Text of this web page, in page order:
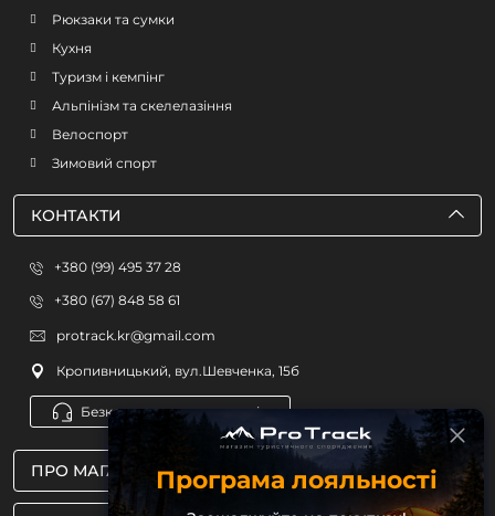
ПРО МАГАЗИН
Рюкзаки та сумки
Кухня
Туризм і кемпінг
Альпінізм та скелелазіння
Велоспорт
Зимовий спорт
КОНТАКТИ
+380 (99) 495 37 28
+380 (67) 848 58 61
protrack.kr@gmail.com
Кропивницький, вул.Шевченка, 15б
Безкоштовна консультація
Програма лояльності